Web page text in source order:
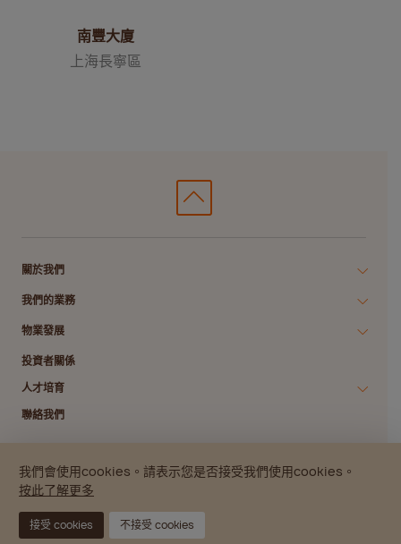
南豐大廈
上海長寧區
關於我們
我們的業務
物業發展
投資者關係
人才培育
聯絡我們
私隱政策 數碼存根政策 版權所有 免責聲明 網站指南
我們會使用cookies。請表示您是否接受我們使用cookies。
按此了解更多
接受 cookies 不接受 cookies